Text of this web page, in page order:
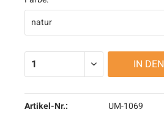
IN DEN
Artikel-Nr.:
UM-1069